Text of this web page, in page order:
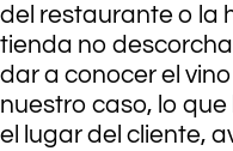
del restaurante o la
tienda no
dar a conocer el
nuestro caso, lo
el lugar del cliente,